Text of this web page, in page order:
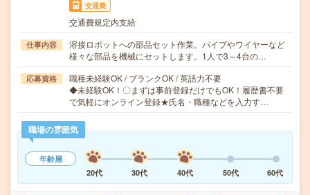
交通費
交通費規定内支給
仕事内容
溶接ロボットへの部品セット作業。パイプやワイヤーなど
様々な部品を機械にセットします。1人で3～4台の…
応募資格
職種未経験OK / ブランクOK / 英語力不要
◆未経験OK！〇まずは事前登録だけでもOK！履歴書不要
で気軽にオンライン登録★氏名・職種などを入力す…
職場の雰囲気
年齢層
20代
30代 40代 50代 60代